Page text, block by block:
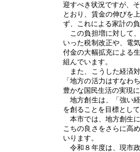
迎すべき状況ですが、
とおり、賃金の伸びを
ず、これによる家計の
この負担増に対して
いった税制改正や、電
付金の大幅拡充による
組んでいます。
また、こうした経済
「地方の活力はすなわ
豊かな国民生活の実現
地方創生は、「強い
を創ることを目標として
本市では、地方創生
こちの良さをさらに高
いります。
令和８年度は、現市